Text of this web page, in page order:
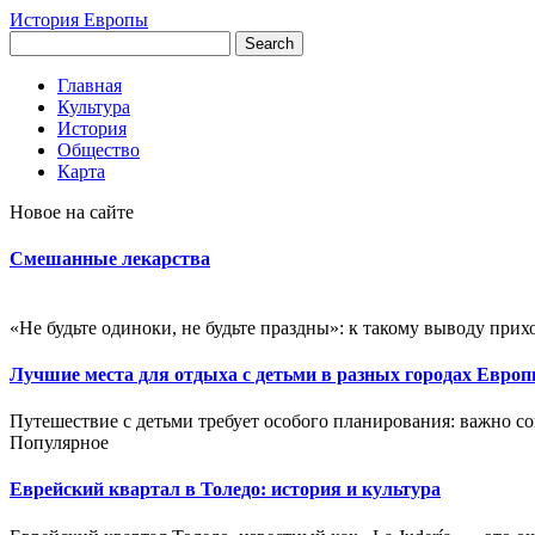
История Европы
Главная
Культура
История
Общество
Карта
Новое на сайте
Смешанные лекарства
«Не будьте одиноки, не будьте праздны»: к такому выводу
Лучшие места для отдыха с детьми в разных городах
Путешествие с детьми требует особого планирования: важно
Популярное
Еврейский квартал в Толедо: история и культура